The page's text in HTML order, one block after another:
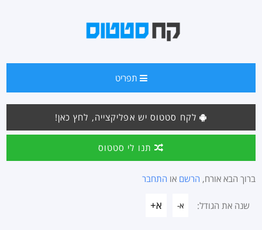
תפריט
לקח סטטוס יש אפליקצייה, לחץ כאן!
תנו לי סטטוס
ברוך הבא אורח, הרשם או התחבר
שנה את הגודל: א- א+